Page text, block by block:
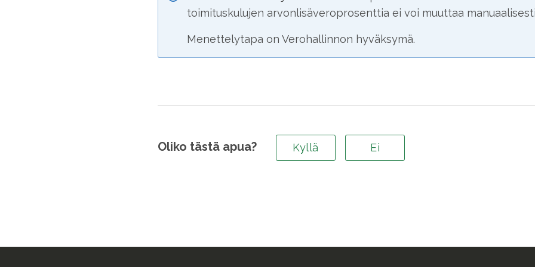
toimituskulujen arvonlisäveroprosenttia ei voi muuttaa
Menettelytapa on Verohallinnon hyväksymä.
Oliko tästä apua? Kyllä Ei